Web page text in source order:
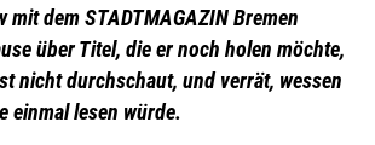
dem STADTMAGAZIN Bremen
über Titel, die er noch holen möchte,
nicht durchschaut, und verrät, wessen
einmal lesen würde.